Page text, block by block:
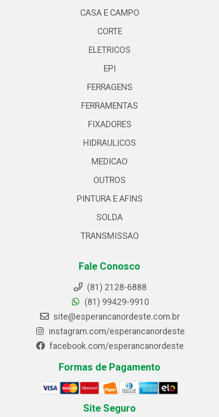
CASA E CAMPO
CORTE
ELETRICOS
EPI
FERRAGENS
FERRAMENTAS
FIXADORES
HIDRAULICOS
MEDICAO
OUTROS
PINTURA E AFINS
SOLDA
TRANSMISSAO
Fale Conosco
(81) 2128-6888
(81) 99429-9910
site@esperancanordeste.com.br
instagram.com/esperancanordeste
facebook.com/esperancanordeste
Formas de Pagamento
Site Seguro